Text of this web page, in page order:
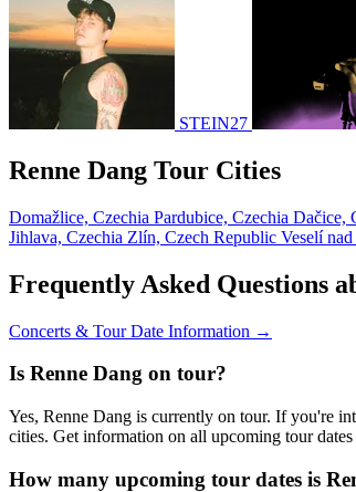
STEIN27
Renne Dang Tour Cities
Domažlice, Czechia Pardubice, Czechia Dačice,
Jihlava, Czechia Zlín, Czech Republic Veselí
Frequently Asked Questions
Concerts & Tour Date Information →
Is Renne Dang on tour?
Yes, Renne Dang is currently on tour. If you're
cities. Get information on all upcoming tour
How many upcoming tour dates is